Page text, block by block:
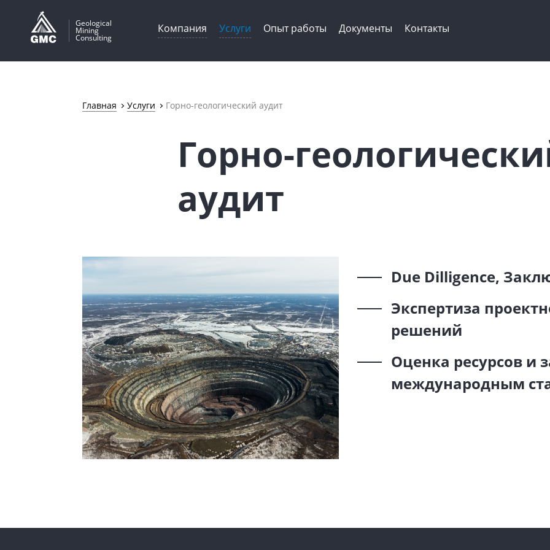
Geological
Mining
Consulting
Компания Услуги Опыт работы Документы Контакты
Главная Услуги Горно-геологический аудит
Горно-
аудит
Due Dilligence,
Экспертиза
решений
Оценка ресурсов и
международным